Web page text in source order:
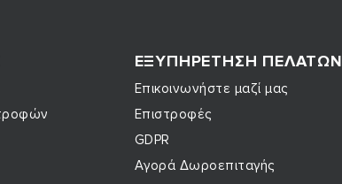
ΕΞΥΠΗΡΈΤΗΣΗ ΠΕΛΑΤΏΝ
Επικοινωνήστε μαζί μας
Επιστροφές
GDPR
Αγορά Δωροεπιταγής